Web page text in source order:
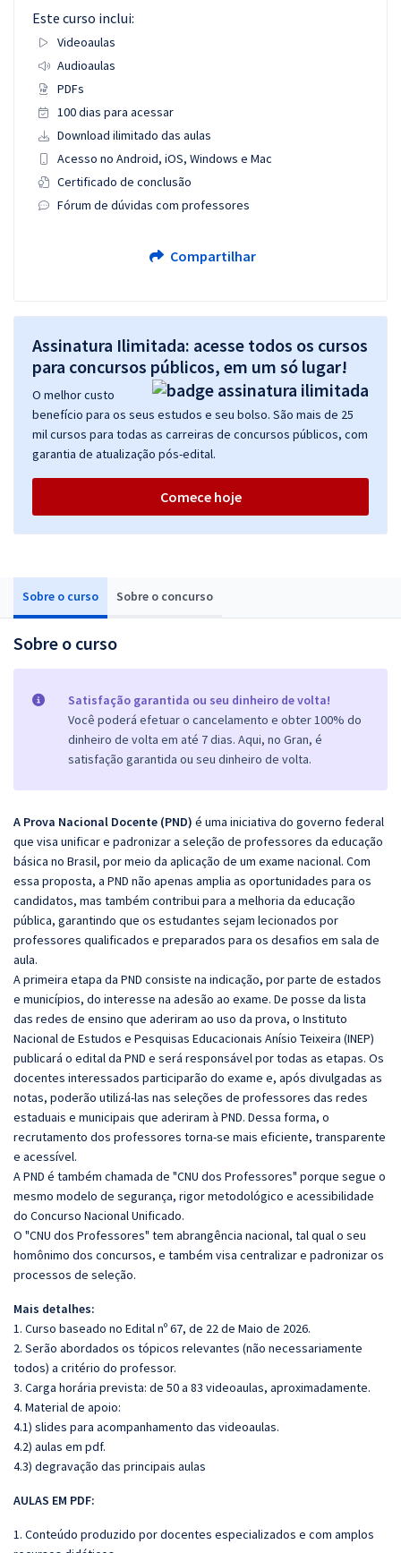
Sobre o curso Sobre o concurso
Sobre o curso
Satisfação garantida ou seu dinheiro de volta!
Você poderá efetuar o cancelamento e obter 100% do
dinheiro de volta em até 7 dias. Aqui, no Gran, é
satisfação garantida ou seu dinheiro de volta.
A Prova Nacional Docente (PND) é uma iniciativa do governo federal
que visa unificar e padronizar a seleção de professores da educação
básica no Brasil, por meio da aplicação de um exame nacional. Com
essa proposta, a PND não apenas amplia as oportunidades para os
candidatos, mas também contribui para a melhoria da educação
pública, garantindo que os estudantes sejam lecionados por
professores qualificados e preparados para os desafios em sala de
aula.
A primeira etapa da PND consiste na indicação, por parte de estados
e municípios, do interesse na adesão ao exame. De posse da lista
das redes de ensino que aderiram ao uso da prova, o Instituto
Nacional de Estudos e Pesquisas Educacionais Anísio Teixeira (INEP)
publicará o edital da PND e será responsável por todas as etapas. Os
docentes interessados participarão do exame e, após divulgadas as
notas, poderão utilizá-las nas seleções de professores das redes
estaduais e municipais que aderiram à PND. Dessa forma, o
recrutamento dos professores torna-se mais eficiente, transparente
e acessível.
A PND é também chamada de "CNU dos Professores" porque segue o
mesmo modelo de segurança, rigor metodológico e acessibilidade
do Concurso Nacional Unificado.
O "CNU dos Professores" tem abrangência nacional, tal qual o seu
homônimo dos concursos, e também visa centralizar e padronizar os
processos de seleção.
Mais detalhes:
1. Curso baseado no Edital nº 67, de 22 de Maio de 2026.
2. Serão abordados os tópicos relevantes (não necessariamente
todos) a critério do professor.
3. Carga horária prevista: de 50 a 83 videoaulas, aproximadamente.
4. Material de apoio:
4.1) slides para acompanhamento das videoaulas.
4.2) aulas em pdf.
4.3) degravação das principais aulas
AULAS EM PDF:
1. Conteúdo produzido por docentes especializados e com amplos
Este curso inclui:
Videoaulas
Audioaulas
PDFs
100 dias para acessar
Download ilimitado das aulas
Acesso no Android, iOS, Windows e Mac
Certificado de conclusão
Fórum de dúvidas com professores
Compartilhar
Assinatura Ilimitada: acesse todos os cursos
para concursos públicos, em um só lugar!
O melhor custo
benefício para os seus estudos e seu bolso. São mais de 25
mil cursos para todas as carreiras de concursos públicos, com
garantia de atualização pós-edital.
Comece hoje